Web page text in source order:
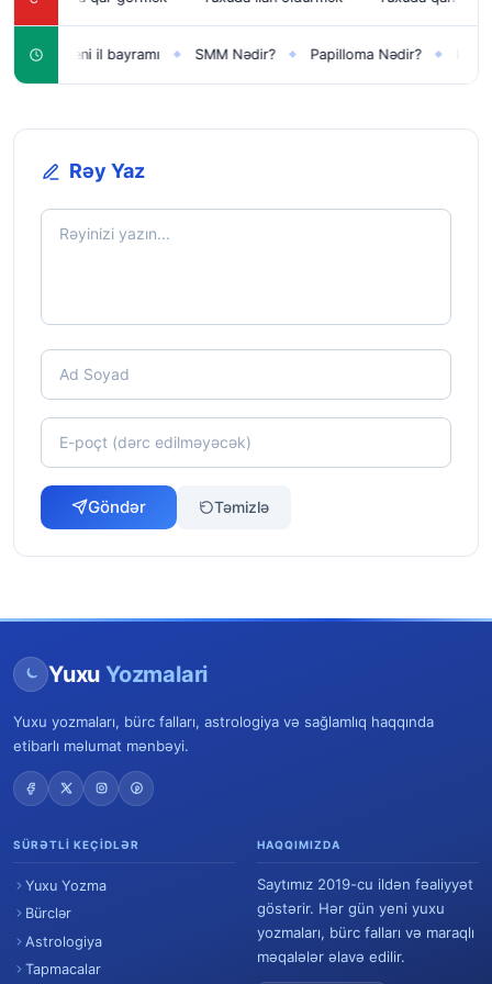
Yeni il bayramı ◆ SMM Nədir? ◆ Papilloma Nədir? ◆ Karbonat
Rəy Yaz
Göndər Təmizlə
Yuxu Yozmalari
Yuxu yozmaları, bürc falları, astrologiya və sağlamlıq haqqında
etibarlı məlumat mənbəyi.
SÜRƏTLI KEÇIDLƏR
Yuxu Yozma
Bürclər
Astrologiya
Tapmacalar
HAQQIMIZDA
Saytımız 2019-cu ildən fəaliyyət
göstərir. Hər gün yeni yuxu
yozmaları, bürc falları və maraqlı
məqalələr əlavə edilir.